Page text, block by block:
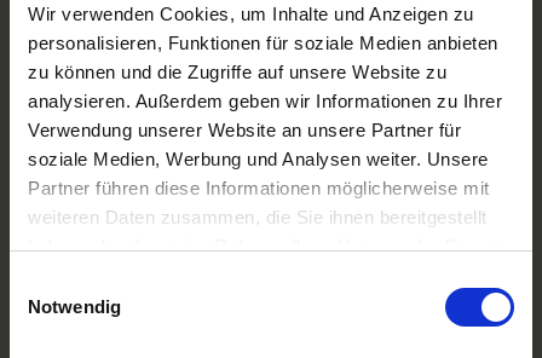
Wir verwenden Cookies, um Inhalte und Anzeigen zu
personalisieren, Funktionen für soziale Medien anbieten
zu können und die Zugriffe auf unsere Website zu
analysieren. Außerdem geben wir Informationen zu Ihrer
Verwendung unserer Website an unsere Partner für
soziale Medien, Werbung und Analysen weiter. Unsere
Partner führen diese Informationen möglicherweise mit
weiteren Daten zusammen, die Sie ihnen bereitgestellt
haben oder die sie im Rahmen Ihrer Nutzung der Dienste
Notwendig
A-ROSA Flussschiff GmbH
Nicko Cruises Flussreisen
PLANTOURS Kreuzfahrten
AMADEUS Flusskreuzfahrten
1AVista Flussreisen
TOP Reiseziele
Flussreisen Deutschland
Flussreise Osteuropa
Asien Flusskreuzfahrten
Nilkreuzfahrt